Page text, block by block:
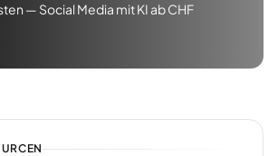
— Social Media mit KI ab CHF